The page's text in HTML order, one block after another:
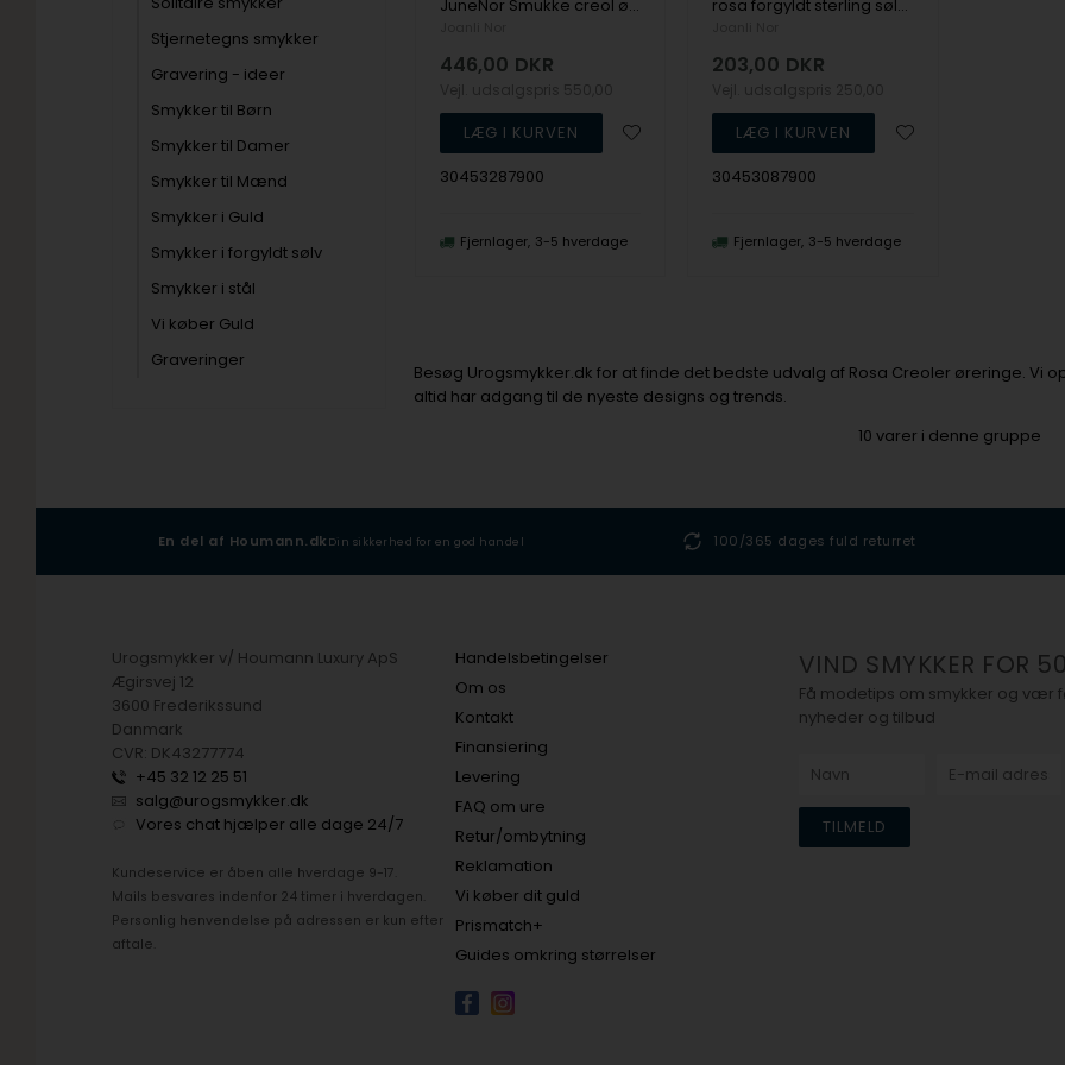
Stjernetegns smykker
Gravering - ideer
Smykker til Børn
Smykker til Damer
Smykker til Mænd
Smykker i Guld
Smykker i forgyldt sølv
Smykker i stål
Vi køber Guld
Graveringer
JuneNor Smukke creol øreringe i rosaforgyldt sølv med glitrende zirkonia fra Joanli Nor
446,00 DKR
30453287900
Fjernlager 3-5 hverdage
rosa forgyldt sterling sølv HELGANOR Øreringe Flot og enkelt earcuff, med smukke hvide zirkonia fra Joanli Nor
203,00 DKR
30453087900
Fjernlager 3-5 hverdage
Besøg Urogsmykker.dk for at finde det bedste udvalg af Rosa Creoler øreringe. Vi
altid har adgang til de nyeste designs og trends.
10 varer i denne gruppe
En del af Houmann.dk Din sikkerhed for en god handel 100/365 dages fuld returret
Urogsmykker v/ Houmann Luxury ApS
Ægirsvej 12
3600 Frederikssund
Danmark
CVR: DK43277774
+45 32 12 25 51
salg@urogsmykker.dk
Vores chat hjælper alle dage 24/7
Kundeservice er åben alle hverdage 9-17.
Mails besvares indenfor 24 timer i hverdagen.
Personlig henvendelse på adressen er kun efter
aftale.
Handelsbetingelser
Om os
Kontakt
Finansiering
Levering
FAQ om ure
Retur/ombytning
Reklamation
Vi køber dit guld
Prismatch+
Guides omkring størrelser
VIND SMYKKER FOR
Få modetips om smykker og vær
nyheder og tilbud